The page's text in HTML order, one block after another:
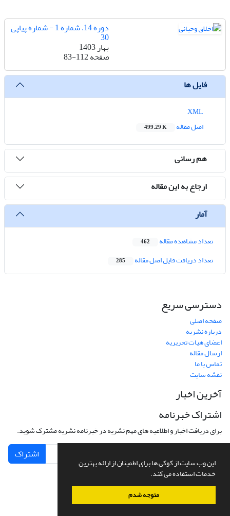
این وب سایت از کوکی ها برای اطمینان از ارائه بهترین
خدمات استفاده می کند.
متوجه شدم
دوره 14، شماره 1 - شماره پیاپی
30
بهار 1403
صفحه83-112
فایل ها
اصل مقاله
499.29 K
هم رسانی
ارجاع به این مقاله
آمار
تعداد مشاهده مقاله 462
تعداد دریافت فایل اصل مقاله 285
دسترسی سریع
صفحه اصلی
درباره نشریه
اعضای هیات تحریریه
ارسال مقاله
تماس با ما
نقشه سایت
آخرین اخبار
اشتراک خبرنامه
برای دریافت اخبار و اطلاعیه های مهم نشریه در خبرنامه نشریه مشترک شوید.
اشتراک
سامانه مدیریت نشریات علمی.طراحی و پیاده سازی ازسیناوب